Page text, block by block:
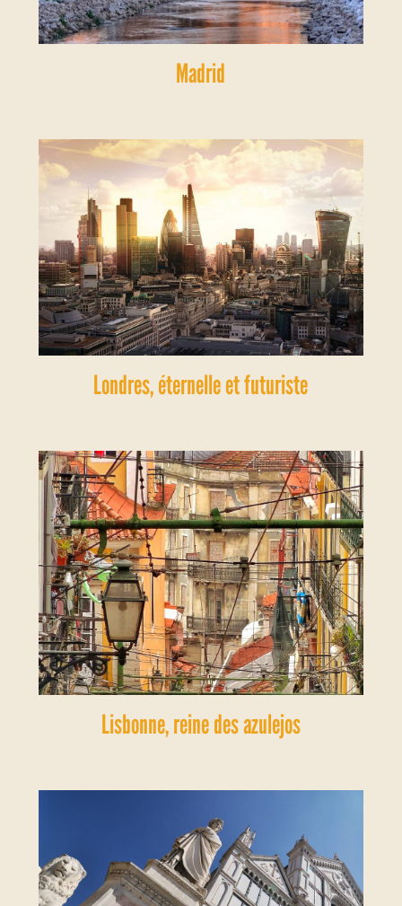
Madrid
Londres, éternelle et futuriste
Lisbonne, reine des azulejos